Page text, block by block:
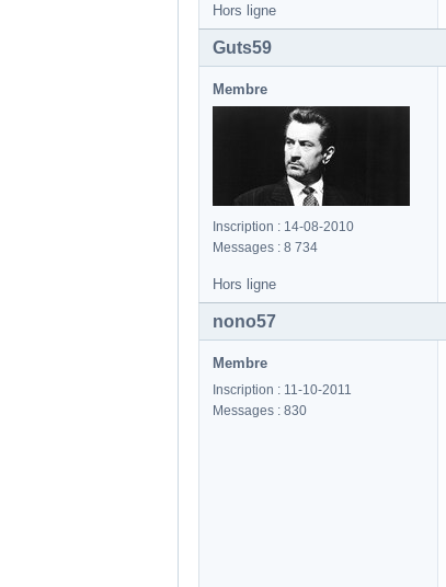
Hors ligne
Guts59
Membre
Inscription : 14-08-2010
Messages : 8 734
Hors ligne
nono57
Membre
Inscription : 11-10-2011
Messages : 830